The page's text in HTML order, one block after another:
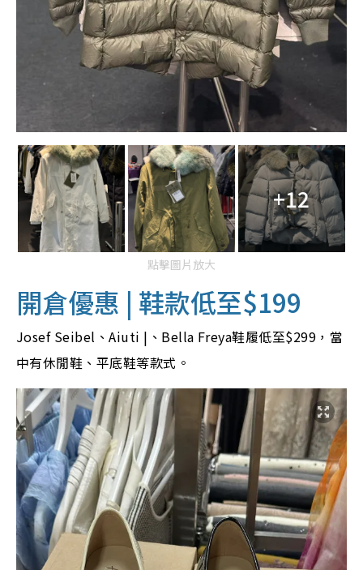
+12
點擊圖片放大
開倉優惠 | 鞋款低至$199
Josef Seibel、Aiuti |、Bella Freya鞋履低至$299，當
中有休閒鞋、平底鞋等款式。